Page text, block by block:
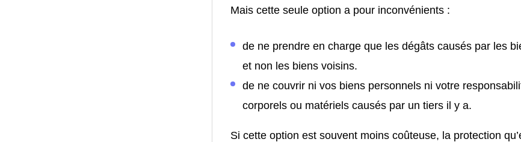
Mais cette seule option a pour inconvénients :
de ne prendre en charge que les dégâts causés par les
et non les biens voisins.
de ne couvrir ni vos biens personnels ni votre
corporels ou matériels causés par un tiers il y a.
Si cette option est souvent moins coûteuse, la protection